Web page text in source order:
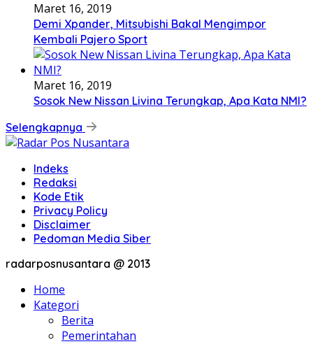
Maret 16, 2019
Demi Xpander, Mitsubishi Bakal Mengimpor
Kembali Pajero Sport
Maret 16, 2019
Sosok New Nissan Livina Terungkap, Apa Kata NMI?
Selengkapnya
Indeks
Redaksi
Kode Etik
Privacy Policy
Disclaimer
Pedoman Media Siber
radarposnusantara @ 2013
Home
Kategori
Berita
Pemerintahan